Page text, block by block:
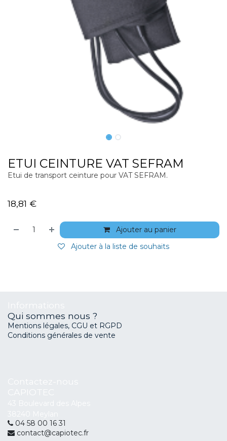
ETUI CEINTURE VAT SEFRAM
Etui de transport ceinture pour VAT SEFRAM.
18,81 €
Ajouter au panier
Ajouter à la liste de souhaits
Qui sommes nous ?
Mentions légales, CGU et RGPD
Conditions générales de vente
04 58 00 16 31
contact@capiotec.fr